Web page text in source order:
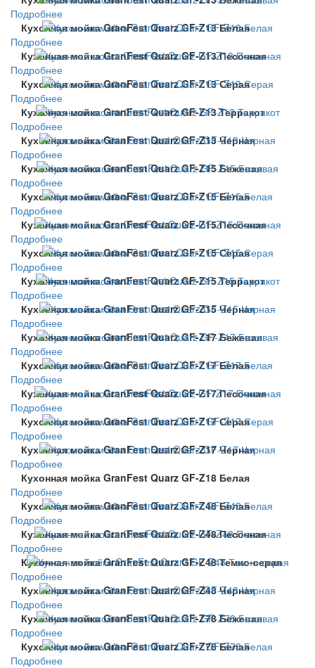
Подробнее
Кухонная мойка GranFest Quarz GF-Z13 Белая
Подробнее
Кухонная мойка GranFest Quarz GF-Z13 Песочная
Подробнее
Кухонная мойка GranFest Quarz GF-Z13 Серая
Подробнее
Кухонная мойка GranFest Quarz GF-Z13 Терракот
Подробнее
Кухонная мойка GranFest Quarz GF-Z13 Черная
Подробнее
Кухонная мойка GranFest Quarz GF-Z15 Бежевая
Подробнее
Кухонная мойка GranFest Quarz GF-Z15 Белая
Подробнее
Кухонная мойка GranFest Quarz GF-Z15 Песочная
Подробнее
Кухонная мойка GranFest Quarz GF-Z15 Серая
Подробнее
Кухонная мойка GranFest Quarz GF-Z15 Терракот
Подробнее
Кухонная мойка GranFest Quarz GF-Z15 Черная
Подробнее
Кухонная мойка GranFest Quarz GF-Z17 Бежевая
Подробнее
Кухонная мойка GranFest Quarz GF-Z17 Белая
Подробнее
Кухонная мойка GranFest Quarz GF-Z17 Песочная
Подробнее
Кухонная мойка GranFest Quarz GF-Z17 Серая
Подробнее
Кухонная мойка GranFest Quarz GF-Z17 Черная
Подробнее
Кухонная мойка GranFest Quarz GF-Z18 Белая
Подробнее
Кухонная мойка GranFest Quarz GF-Z48 Белая
Подробнее
Кухонная мойка GranFest Quarz GF-Z48 Песочная
Подробнее
Кухонная мойка GranFest Quarz GF-Z48 Темно-серая
Подробнее
Кухонная мойка GranFest Quarz GF-Z48 Черная
Подробнее
Кухонная мойка GranFest Quarz GF-Z78 Бежевая
Подробнее
Кухонная мойка GranFest Quarz GF-Z78 Белая
Подробнее